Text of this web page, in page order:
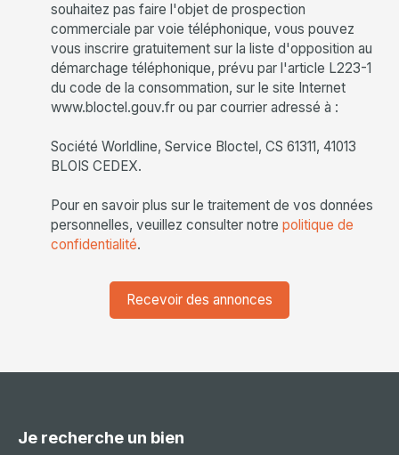
souhaitez pas faire l'objet de prospection
commerciale par voie téléphonique, vous pouvez
vous inscrire gratuitement sur la liste d'opposition au
démarchage téléphonique, prévu par l'article L223-1
du code de la consommation, sur le site Internet
www.bloctel.gouv.fr ou par courrier adressé à :
Société Worldline, Service Bloctel, CS 61311, 41013
BLOIS CEDEX.
Pour en savoir plus sur le traitement de vos données
personnelles, veuillez consulter notre politique de
confidentialité.
Recevoir des annonces
Je recherche un bien